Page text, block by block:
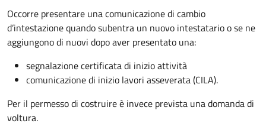
Occorre presentare una comunicazione di cambio
d’intestazione quando subentra un nuovo intestatario o se ne
aggiungono di nuovi dopo aver presentato una:
segnalazione certificata di inizio attività
comunicazione di inizio lavori asseverata (CILA).
Per il permesso di costruire è invece prevista una domanda di
voltura.